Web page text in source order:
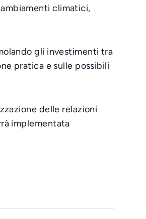
climatici,
gli investimenti tra
pratica e sulle possibili
delle relazioni
implementata